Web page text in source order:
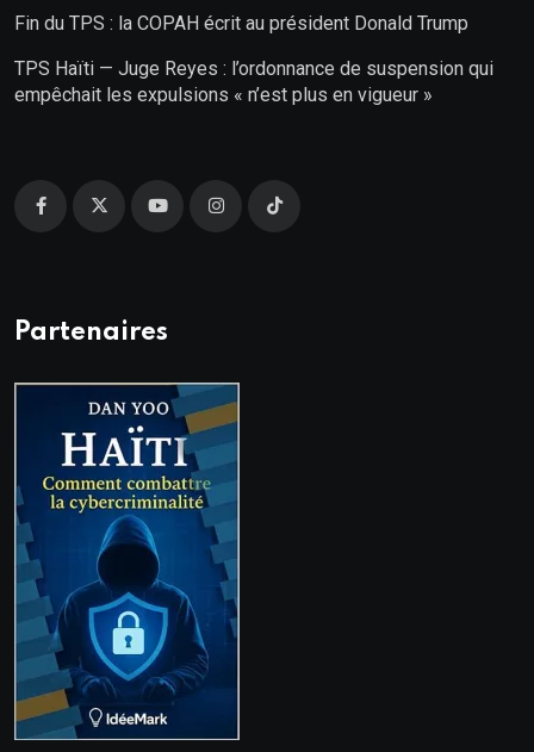
Fin du TPS : la COPAH écrit au président Donald Trump
TPS Haïti — Juge Reyes : l’ordonnance de suspension qui
empêchait les expulsions « n’est plus en vigueur »
Partenaires